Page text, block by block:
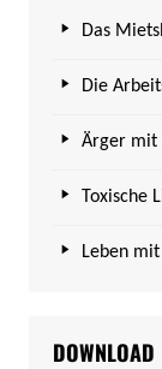
Das
Die
Ärger mit
Toxische
Leben
DOWNLOAD